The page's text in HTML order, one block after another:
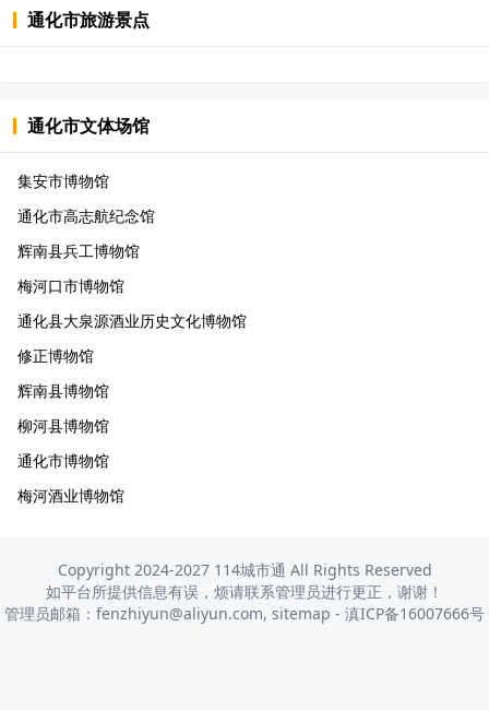
通化市旅游景点
通化市文体场馆
集安市博物馆
通化市高志航纪念馆
辉南县兵工博物馆
梅河口市博物馆
通化县大泉源酒业历史文化博物馆
修正博物馆
辉南县博物馆
柳河县博物馆
通化市博物馆
梅河酒业博物馆
Copyright 2024-2027 114城市通 All Rights Reserved
如平台所提供信息有误，烦请联系管理员进行更正，谢谢！
管理员邮箱：fenzhiyun@aliyun.com, sitemap - 滇ICP备16007666号